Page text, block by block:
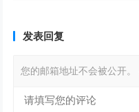
发表回复
您的邮箱地址不会被公开。